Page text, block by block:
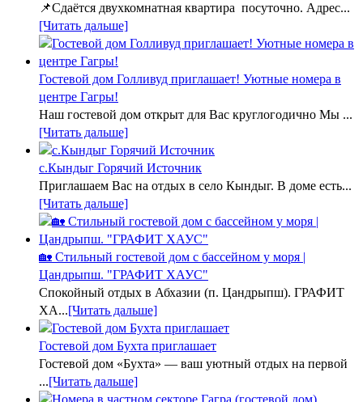
📌Сдаётся двухкомнатная квартира посуточно. Адрес...
[Читать дальше]
Гостевой дом Голливуд приглашает! Уютные номера в
центре Гагры!
Наш гостевой дом открыт для Вас круглогодично Мы ...
[Читать дальше]
с.Кындыг Горячий Источник
Приглашаем Вас на отдых в село Кындыг. В доме есть...
[Читать дальше]
🏡 Стильный гостевой дом с бассейном у моря |
Цандрыпш. "ГРАФИТ ХАУС"
Спокойный отдых в Абхазии (п. Цандрыпш). ГРАФИТ
ХА...[Читать дальше]
Гостевой дом Бухта приглашает
Гостевой дом «Бухта» — ваш уютный отдых на первой
...[Читать дальше]